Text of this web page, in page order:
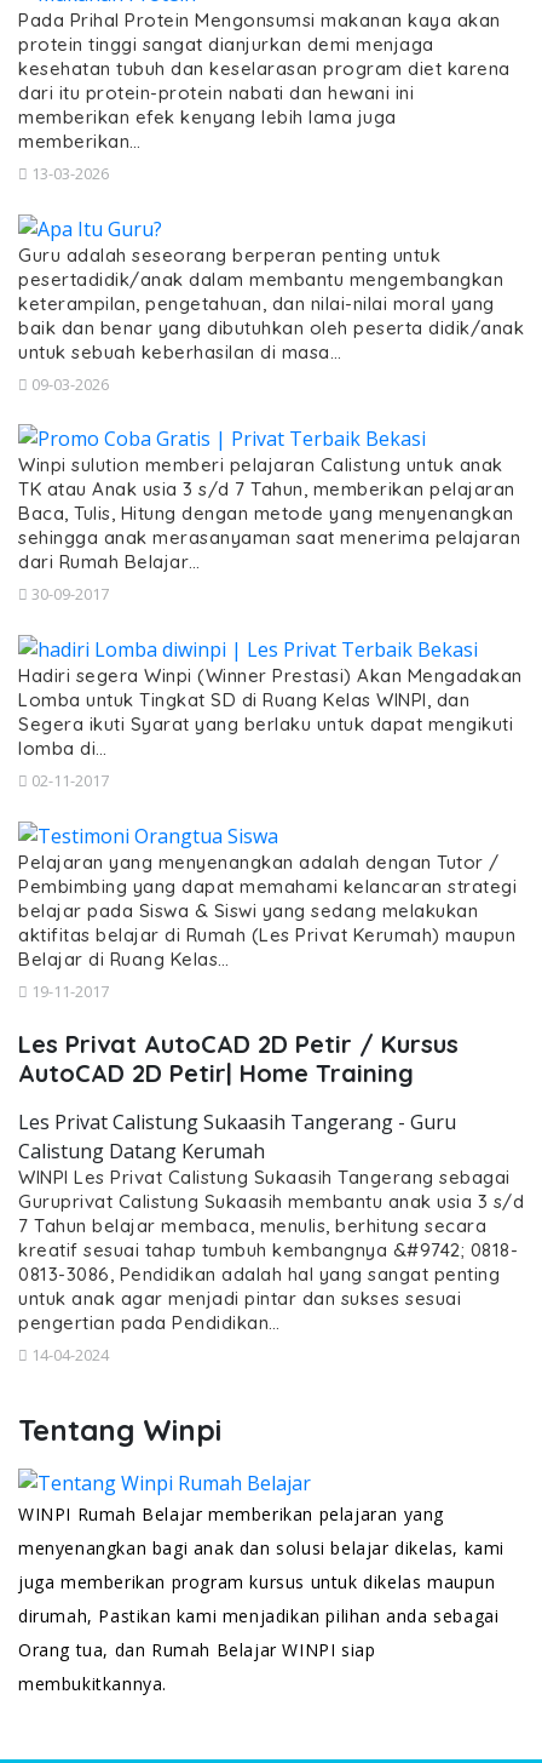
Pada Prihal Protein Mengonsumsi makanan kaya akan
protein tinggi sangat dianjurkan demi menjaga
kesehatan tubuh dan keselarasan program diet karena
dari itu protein-protein nabati dan hewani ini
memberikan efek kenyang lebih lama juga
memberikan…
13-03-2026
Guru adalah seseorang berperan penting untuk
pesertadidik/anak dalam membantu mengembangkan
keterampilan, pengetahuan, dan nilai-nilai moral yang
baik dan benar yang dibutuhkan oleh peserta didik/anak
untuk sebuah keberhasilan di masa…
09-03-2026
Winpi sulution memberi pelajaran Calistung untuk anak
TK atau Anak usia 3 s/d 7 Tahun, memberikan pelajaran
Baca, Tulis, Hitung dengan metode yang menyenangkan
sehingga anak merasanyaman saat menerima pelajaran
dari Rumah Belajar…
30-09-2017
Hadiri segera Winpi (Winner Prestasi) Akan Mengadakan
Lomba untuk Tingkat SD di Ruang Kelas WINPI, dan
Segera ikuti Syarat yang berlaku untuk dapat mengikuti
lomba di…
02-11-2017
Pelajaran yang menyenangkan adalah dengan Tutor /
Pembimbing yang dapat memahami kelancaran strategi
belajar pada Siswa & Siswi yang sedang melakukan
aktifitas belajar di Rumah (Les Privat Kerumah) maupun
Belajar di Ruang Kelas…
19-11-2017
Les Privat AutoCAD 2D Petir / Kursus
AutoCAD 2D Petir| Home Training
Les Privat Calistung Sukaasih Tangerang - Guru
Calistung Datang Kerumah
WINPI Les Privat Calistung Sukaasih Tangerang sebagai
Guruprivat Calistung Sukaasih membantu anak usia 3 s/d
7 Tahun belajar membaca, menulis, berhitung secara
kreatif sesuai tahap tumbuh kembangnya &#9742; 0818-
0813-3086, Pendidikan adalah hal yang sangat penting
untuk anak agar menjadi pintar dan sukses sesuai
pengertian pada Pendidikan…
14-04-2024
Tentang Winpi
WINPI Rumah Belajar memberikan pelajaran yang
menyenangkan bagi anak dan solusi belajar dikelas, kami
juga memberikan program kursus untuk dikelas maupun
dirumah, Pastikan kami menjadikan pilihan anda sebagai
Orang tua, dan Rumah Belajar WINPI siap
membukitkannya.